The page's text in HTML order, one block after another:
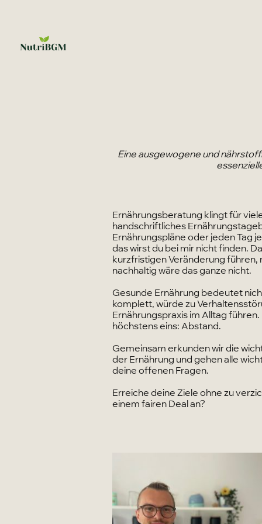
Eine ausgewogene und
Ernährungsberatung klingt für
handschriftliches
Ernährungspläne oder jeden Tag
das wirst du bei mir nicht finden.
kurzfristigen Veränderung
nachhaltig wäre das ganze nicht.
Gesunde Ernährung bedeutet
komplett, würde zu
Ernährungspraxis im Alltag
höchstens eins: Abstand.
Gemeinsam erkunden wir die
der Ernährung und gehen alle
deine offenen Fragen.
Erreiche deine Ziele ohne zu
einem fairen Deal an?